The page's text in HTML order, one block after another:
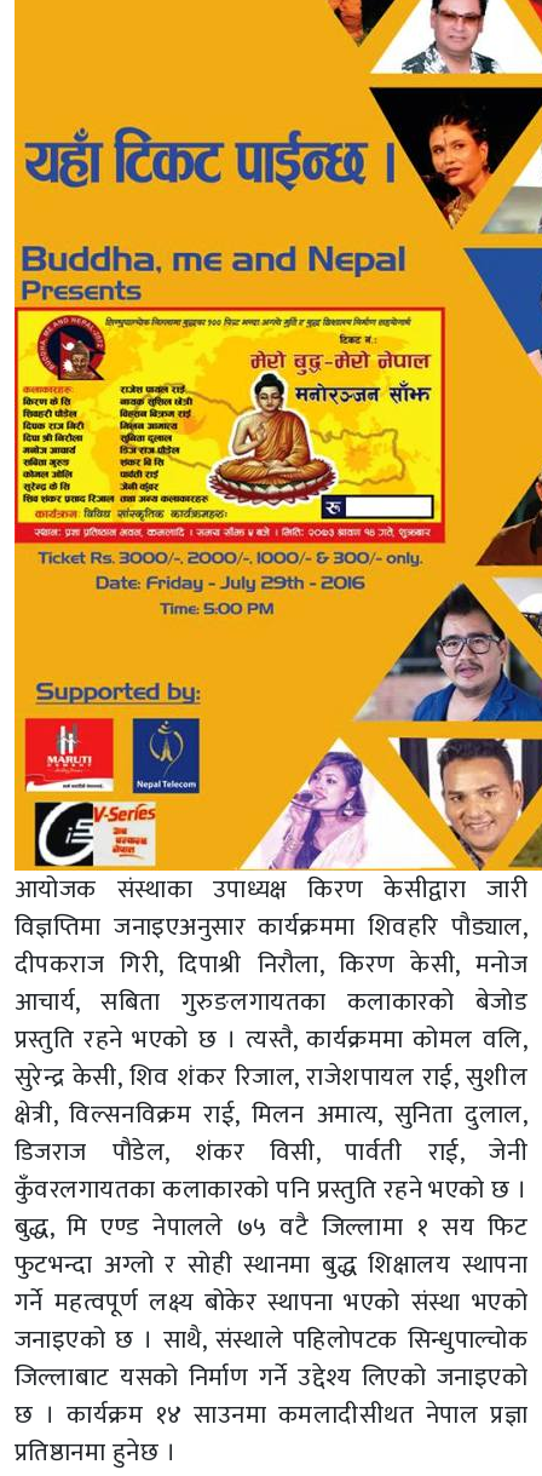
आयोजक संस्थाका उपाध्यक्ष किरण केसीद्वारा जारी
विज्ञप्तिमा जनाइएअनुसार कार्यक्रममा शिवहरि पौड्याल,
दीपकराज गिरी, दिपाश्री निरौला, किरण केसी, मनोज
आचार्य, सबिता गुरुङलगायतका कलाकारको बेजोड
प्रस्तुति रहने भएको छ । त्यस्तै, कार्यक्रममा कोमल वलि,
सुरेन्द्र केसी, शिव शंकर रिजाल, राजेशपायल राई, सुशील
क्षेत्री, विल्सनविक्रम राई, मिलन अमात्य, सुनिता दुलाल,
डिजराज पौडेल, शंकर विसी, पार्वती राई, जेनी
कुँवरलगायतका कलाकारको पनि प्रस्तुति रहने भएको छ ।
बुद्ध, मि एण्ड नेपालले ७५ वटै जिल्लामा १ सय फिट
फुटभन्दा अग्लो र सोही स्थानमा बुद्ध शिक्षालय स्थापना
गर्ने महत्वपूर्ण लक्ष्य बोकेर स्थापना भएको संस्था भएको
जनाइएको छ । साथै, संस्थाले पहिलोपटक सिन्धुपाल्चोक
जिल्लाबाट यसको निर्माण गर्ने उद्देश्य लिएको जनाइएको
छ । कार्यक्रम १४ साउनमा कमलादीसीथत नेपाल प्रज्ञा
प्रतिष्ठानमा हुनेछ ।